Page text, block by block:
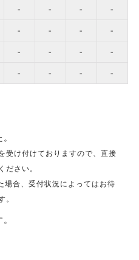
- - -
-
- - -
-
- - -
-
- - - -
受け付けておりますので、直接
ださい。
合、受付状況によってはお待